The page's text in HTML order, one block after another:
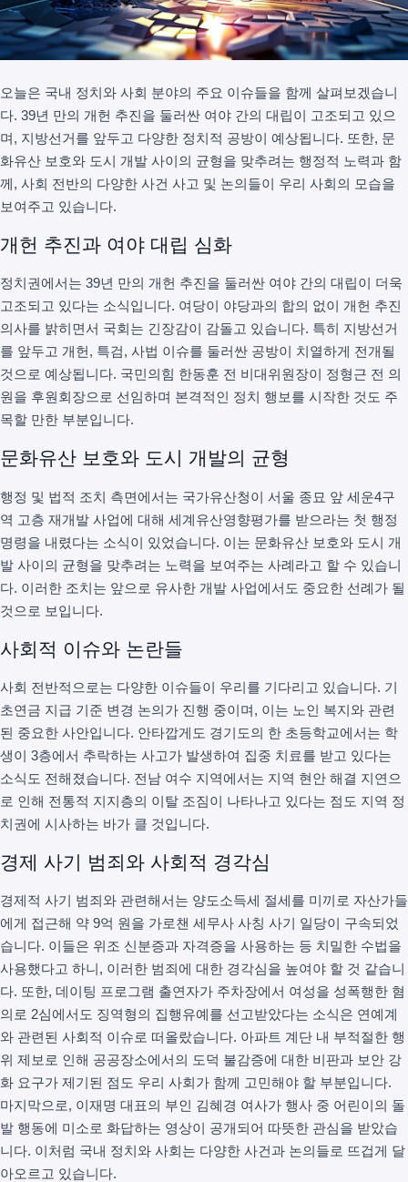
오늘은 국내 정치와 사회 분야의 주요 이슈들을 함께 살펴보겠습니
다. 39년 만의 개헌 추진을 둘러싼 여야 간의 대립이 고조되고 있으
며, 지방선거를 앞두고 다양한 정치적 공방이 예상됩니다. 또한, 문
화유산 보호와 도시 개발 사이의 균형을 맞추려는 행정적 노력과 함
께, 사회 전반의 다양한 사건 사고 및 논의들이 우리 사회의 모습을
보여주고 있습니다.
개헌 추진과 여야 대립 심화
정치권에서는 39년 만의 개헌 추진을 둘러싼 여야 간의 대립이 더욱
고조되고 있다는 소식입니다. 여당이 야당과의 합의 없이 개헌 추진
의사를 밝히면서 국회는 긴장감이 감돌고 있습니다. 특히 지방선거
를 앞두고 개헌, 특검, 사법 이슈를 둘러싼 공방이 치열하게 전개될
것으로 예상됩니다. 국민의힘 한동훈 전 비대위원장이 정형근 전 의
원을 후원회장으로 선임하며 본격적인 정치 행보를 시작한 것도 주
목할 만한 부분입니다.
문화유산 보호와 도시 개발의 균형
행정 및 법적 조치 측면에서는 국가유산청이 서울 종묘 앞 세운4구
역 고층 재개발 사업에 대해 세계유산영향평가를 받으라는 첫 행정
명령을 내렸다는 소식이 있었습니다. 이는 문화유산 보호와 도시 개
발 사이의 균형을 맞추려는 노력을 보여주는 사례라고 할 수 있습니
다. 이러한 조치는 앞으로 유사한 개발 사업에서도 중요한 선례가 될
것으로 보입니다.
사회적 이슈와 논란들
사회 전반적으로는 다양한 이슈들이 우리를 기다리고 있습니다. 기
초연금 지급 기준 변경 논의가 진행 중이며, 이는 노인 복지와 관련
된 중요한 사안입니다. 안타깝게도 경기도의 한 초등학교에서는 학
생이 3층에서 추락하는 사고가 발생하여 집중 치료를 받고 있다는
소식도 전해졌습니다. 전남 여수 지역에서는 지역 현안 해결 지연으
로 인해 전통적 지지층의 이탈 조짐이 나타나고 있다는 점도 지역 정
치권에 시사하는 바가 클 것입니다.
경제 사기 범죄와 사회적 경각심
경제적 사기 범죄와 관련해서는 양도소득세 절세를 미끼로 자산가들
에게 접근해 약 9억 원을 가로챈 세무사 사칭 사기 일당이 구속되었
습니다. 이들은 위조 신분증과 자격증을 사용하는 등 치밀한 수법을
사용했다고 하니, 이러한 범죄에 대한 경각심을 높여야 할 것 같습니
다. 또한, 데이팅 프로그램 출연자가 주차장에서 여성을 성폭행한 혐
의로 2심에서도 징역형의 집행유예를 선고받았다는 소식은 연예계
와 관련된 사회적 이슈로 떠올랐습니다. 아파트 계단 내 부적절한 행
위 제보로 인해 공공장소에서의 도덕 불감증에 대한 비판과 보안 강
화 요구가 제기된 점도 우리 사회가 함께 고민해야 할 부분입니다.
마지막으로, 이재명 대표의 부인 김혜경 여사가 행사 중 어린이의 돌
발 행동에 미소로 화답하는 영상이 공개되어 따뜻한 관심을 받았습
니다. 이처럼 국내 정치와 사회는 다양한 사건과 논의들로 뜨겁게 달
아오르고 있습니다.